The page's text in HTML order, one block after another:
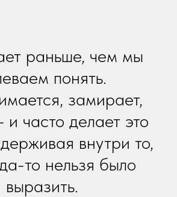
раньше, чем мы
понять.
замирает,
часто делает это
внутри то,
то нельзя было
выразить.